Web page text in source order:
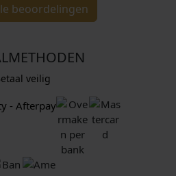
beoordelingen
veilig